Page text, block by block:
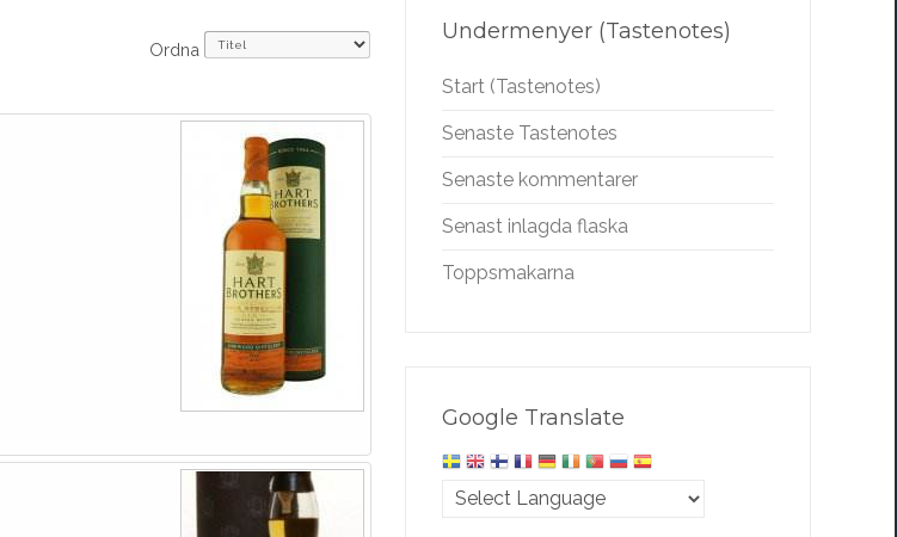
Ordna
Undermenyer (Tastenotes)
Start (Tastenotes)
Senaste Tastenotes
Senaste kommentarer
Senast inlagda flaska
Toppsmakarna
Google Translate